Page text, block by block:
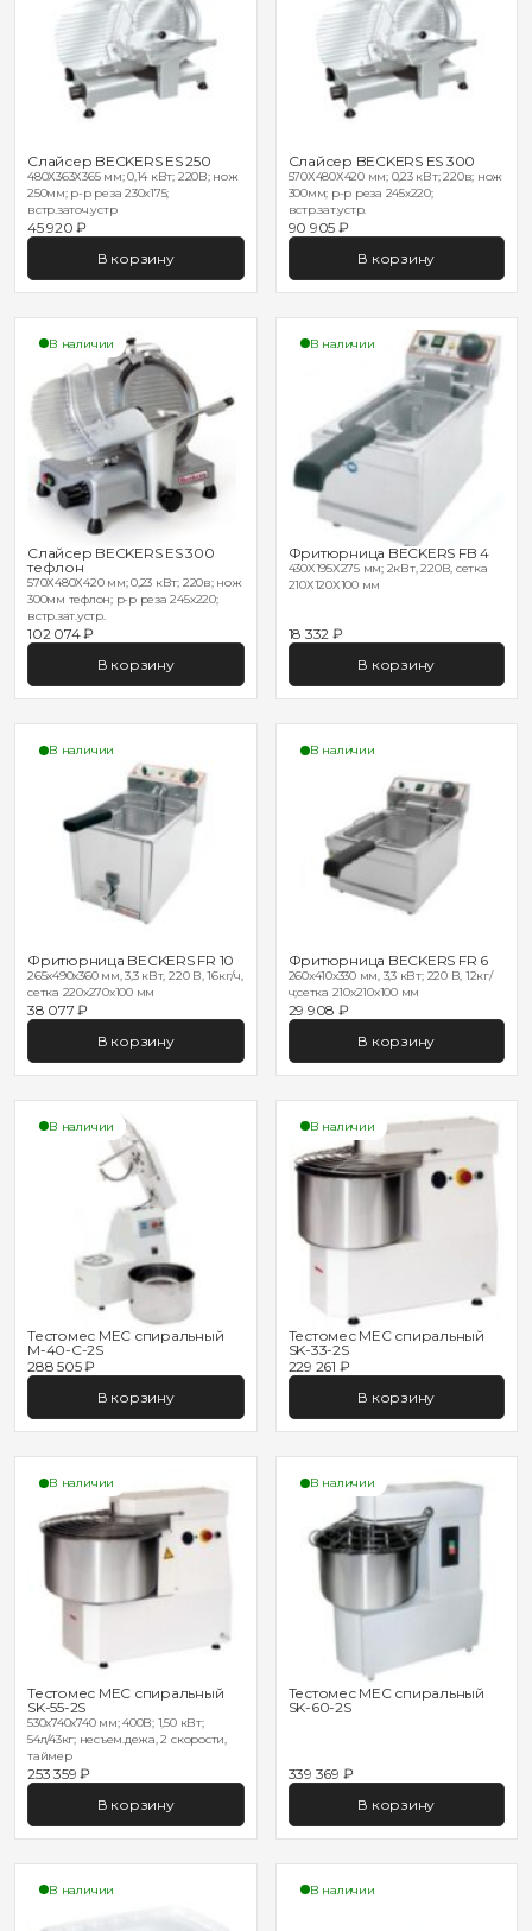
Слайсер BECKERS ES 250
480Х363Х365 мм; 0,14 кВт; 220В; нож
250мм; р-р реза 230х175;
встр.заточ.устр
45 920 ₽
В корзину
Слайсер BECKERS ES 300
570Х480Х420 мм; 0,23 кВт; 220в; нож
300мм; р-р реза 245х220;
встр.зат.устр.
90 905 ₽
В корзину
В наличии
Слайсер BECKERS ES 300
тефлон
570Х480Х420 мм; 0,23 кВт; 220в; нож
300мм тефлон; р-р реза 245х220;
встр.зат.устр.
102 074 ₽
В корзину
В наличии
Фритюрница BECKERS FB 4
430X195X275 мм; 2кВт, 220В, сетка
210Х120Х100 мм
18 332 ₽
В корзину
В наличии
Фритюрница BECKERS FR 10
265x490x360 мм, 3,3 кВт, 220 В, 16кг/ч,
сетка 220х270х100 мм
38 077 ₽
В корзину
В наличии
Фритюрница BECKERS FR 6
260x410x330 мм, 3,3 кВт; 220 В, 12кг/
ч;сетка 210х210х100 мм
29 908 ₽
В корзину
В наличии
Тестомес MEC спиральный
M-40-C-2S
288 505 ₽
В корзину
В наличии
Тестомес MEC спиральный
SK-33-2S
229 261 ₽
В корзину
В наличии
Тестомес MEC спиральный
SK-55-2S
530х740х740 мм; 400В; 1,50 кВт;
54л/43кг; несъем.дежа, 2 скорости,
таймер
253 359 ₽
В корзину
В наличии
Тестомес MEC спиральный
SK-60-2S
339 369 ₽
В корзину
В наличии В наличии